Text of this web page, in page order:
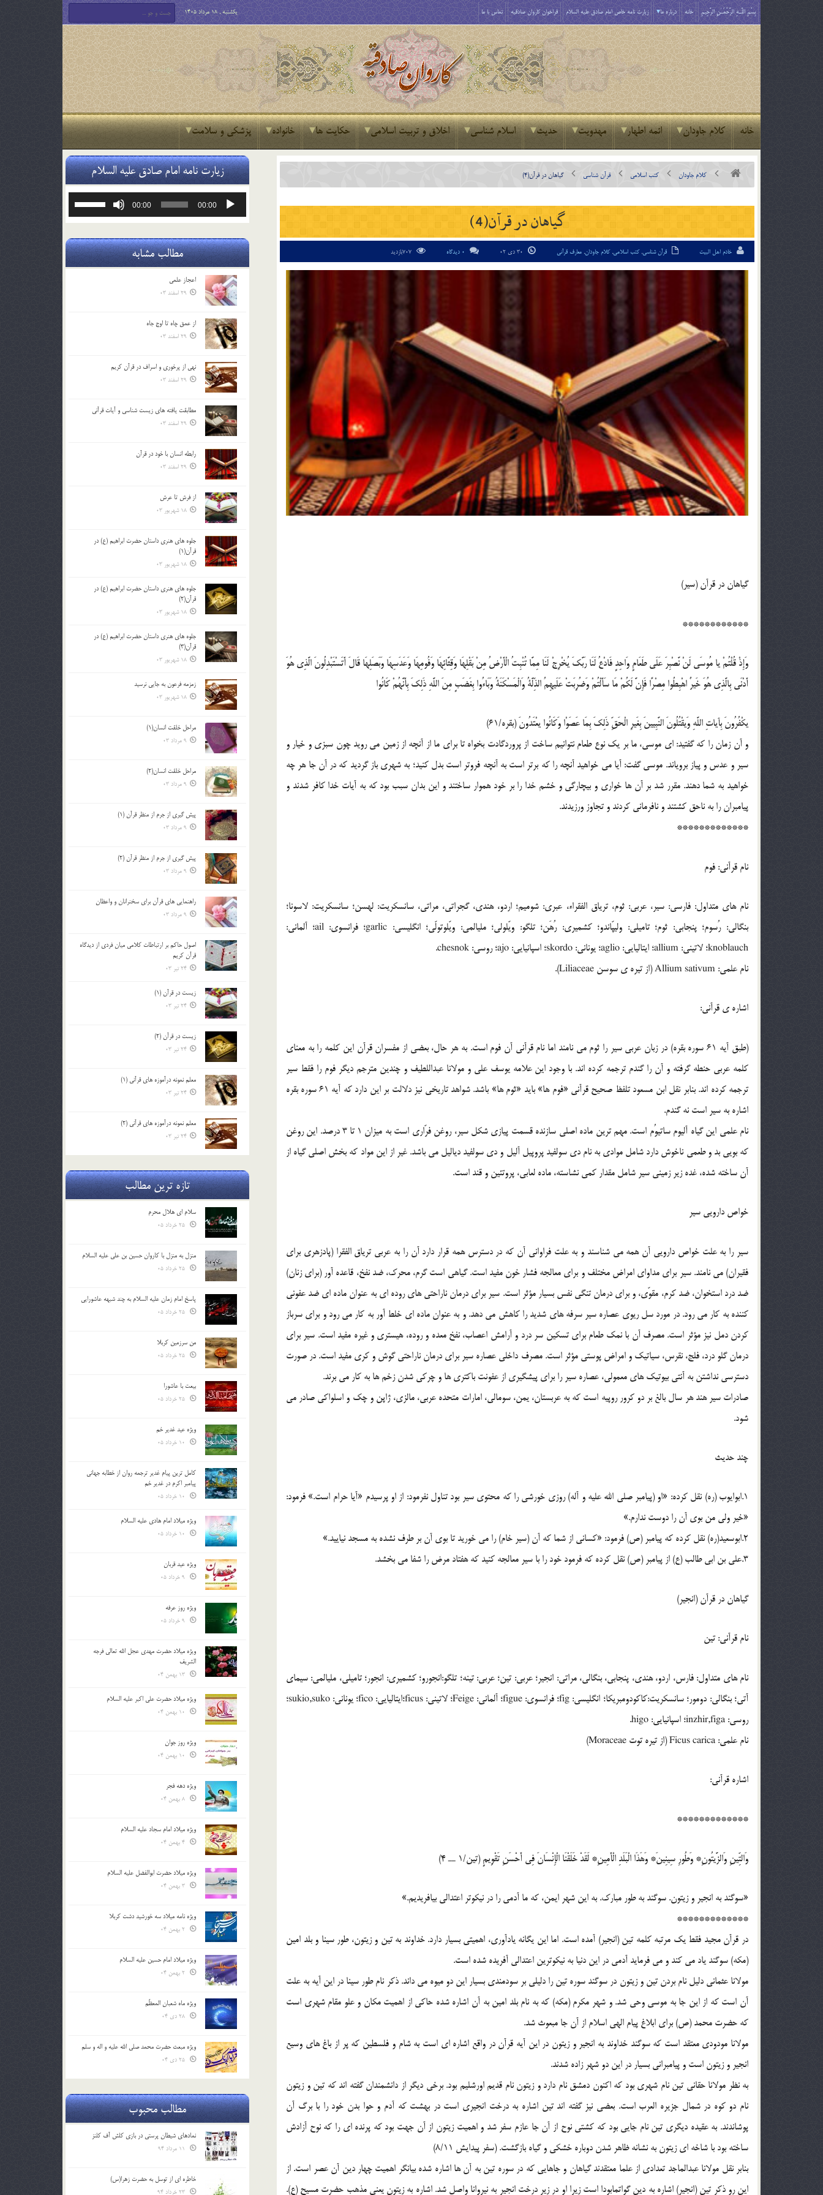
بِسْمِ اللَّـهِ الرَّحْمَـٰنِ الرَّحِيمِ خانه درباره ما زیارت نامه خاص امام صادق علیه السلام فراخوان کاروان صادقیه تماس با ما یکشنبه , 18 مرداد 1405
خانه کلام جاودان ائمه اطهار مهدویت حدیث اسلام شناسی اخلاق و تربیت اسلامی حکایت ها خانواده پزشکی و سلامت
کلام جاودان کتب اسلامی قرآن شناسی گياهان در قرآن(4)
گياهان در قرآن(4)
خادم اهل البیت قرآن شناسی,کتب اسلامی,کلام جاودان, معارف قرآنی 0 دیدگاه
گياهان در قرآن (سير)
************
وَإِذْ قُلْتُمْ يا مُوسَى لَنْ نَّصْبِرَ عَلَى طَعَامٍ وَاحِدٍ فَادْعُ لَنَا رَبَّكَ يُخْرِجْ لَنَا مِمَّا تُنْبِتُ الْأَرْضُ مِنْ بَقْلِهَا وَقِثَّائِهَا وَفُومِهَا وَعَدَسِهَا وَبَصَلِهَا قَالَ أَتَسْتَبْدِلُونَ الَّذِي هُوَ
أَدْنَى بِالَّذِي هُوَ خَيرٌ اهْبِطُوا مِصْرًا فَإِنَّ لَكُمْ مَا سَأَلْتُمْ وَضُرِبَتْ عَلَيهِمُ الذِّلَّةُ وَالْمَسْكَنَةُ وَبَاءُوا بِغَضَبٍ مِنَ اللَّهِ ذَلِكَ بِأَنَّهُمْ كَانُوا
يكْفُرُونَ بِآياتِ اللَّهِ وَيقْتُلُونَ النَّبِيينَ بِغَيرِ الْحَقِّ ذَلِكَ بِمَا عَصَوْا وَكَانُوا يعْتَدُونَ (بقره/61)
و آن زمان را که گفتيد: اي موسي، ما بر يک نوع طعام نتوانيم ساخت از پروردگادت بخواه تا براي ما از آنچه از زمين مي رويد چون سبزي و خيار و
سير و عدس و پياز بروياند. موسي گفت: آيا مي خواهيد آنچه را که برتر است به آنچه فروتر است بدل کنيد؛ به شهري باز گرديد که در آن جا هر چه
خواهيد به شما دهند. مقرر شد بر آن ها خواري و بيچارگي و خشم خدا را بر خود هموار ساختند و اين بدان سبب بود که به آيات خدا کافر شدند و
پيامبران را به ناحق کشتند و نافرماني کردند و تجاوز ورزيدند.
*************
نام قرآني: فوم
نام هاي متداول: فارسي: سير، عربي: ثوم، ترياق الفقراء، عبري: شوميم؛ اردو، هندي، گجراتي، مراتي، سانسکريت: لهسن؛ سانسکريت: لاسونا؛
بنگالي: رُسوم؛ پنجابي: ثوم؛ تاميلي: وليپّاندو؛ کشميري: رُهَن؛ تلگو: ويّلولي؛ مليالمي: ويّلوتولّي؛ انگليسي: garlic؛ فرانسوي: ail؛ آلماني:
knoblauch؛ لاتيني: allium؛ ايتاليايي: aglio؛ يوناني: skordo؛ اسپانيايي: ajo؛ روسي: chesnok.
نام علمي: Allium sativum (از تيره ي سوسن Liliaceae).
اشاره ي قرآني:
(طبق آيه 61 سوره بقره) در زبان عربي سير را ثوم مي نامند اما نام قرآني آن فوم است. به هر حال، بعضي از مفسران قرآن اين کلمه را به معناي
کلمه عربي حنطه گرفته و آن را گندم ترجمه کرده اند. با وجود اين علامه يوسف علي و مولانا عبداللطيف و چندين مترجم ديگر فوم را فقط سير
ترجمه کرده اند. بنابر نقل ابن مسعود تلفظ صحيح قرآني «فوم ها» بايد «ثوم ها» باشد. شواهد تاريخي نيز دلالت بر اين دارد که آيه 61 سوره بقره
اشاره به سير است نه گندم.
نام علمي اين گياه آليوم ساتيوُم است. مهم ترين ماده اصلي سازنده قسمت پيازي شکل سير، روغن فرّاري است به ميزان 1 تا 3 درصد. اين روغن
که بويي بد و طعمي ناخوش دارد شامل موادي به نام دي سولفيد پروپيل آليل و دي سولفيد دياليل مي باشد. غير از اين مواد که بخش اصلي گياه از
آن ساخته شده، غده زير زميني سير شامل مقدار کمي نشاسته، ماده لعابي، پروتئين و قند است.
خواص دارويي سير
سير را به علت خواص دارويي آن همه مي شناسند و به علت فراواني آن که در دسترس همه قرار دارد آن را به عربي ترياق الفقرا (پادزهري براي
فقيران) مي نامند. سير براي مداواي امراض مختلف و براي معالجه فشار خون مفيد است. گياهي است گرم، محرک، ضد نفخ، قاعده آور (براي زنان)
ضد درد استخوان، ضد کرم، مقوّي، و براي درمان تنگي نفس بسيار مؤثر است. سير براي درمان ناراحتي هاي روده اي به عنوان ماده اي ضد عفوني
کننده به کار مي رود. در مورد سل ريوي عصاره سير سرفه هاي شديد را کاهش مي دهد. و به عنوان ماده اي خلط آور به کار مي رود و براي سرباز
کردن دمل نيز مؤثر است. مصرف آن با نمک طعام براي تسکين سر درد و آرامش اعصاب، نفخ معده و روده، هيستري و غيره مفيد است. سير براي
درمان گلو درد، فلج، نقرس، سياتيک و امراض پوستي مؤثر است. مصرف داخلي عصاره سير براي درمان ناراحتي گوش و کري مفيد است. در صورت
دسترسي نداشتن به آنتي بيوتيک هاي معمولي، عصاره سير را براي پيشگيري از عفونت باکتري ها و چرکي شدن زخم ها به کار مي برند.
صادرات سير هند هر سال بالغ بر دو کرور روپيه است که به عربستان، يمن، سومالي، امارات متحده عربي، مالزي، ژاپن و چک و اسلواکي صادر مي
شود.
چند حديث
1.ابوايوب (ره) نقل کرده: «او (پيامبر صلي الله عليه و آله) روزي خورشي را که محتوي سير بود تناول نفرمود: از او پرسيدم «آيا حرام است.» فرمود:
«خير ولي من بوي آن را دوست ندارم.»
2.ابوسعيد(ره) نقل کرده که پيامبر (ص) فرمود: «کساني از شما که آن (سير خام) را مي خوريد تا بوي آن بر طرف نشده به مسجد نياييد.»
3.علي بن ابي طالب (ع) از پيامبر (ص) نقل کرده که فرمود خود را با سير معالجه کنيد که هفتاد مرض را شفا مي بخشد.
گياهان در قرآن (انجير)
نام قرآني: تين
نام هاي متداول: فارس، اردو، هندي، پنجابي، بنگالي، مراتي: انجير؛ عربي: تين؛ عربي: تينه؛ تلگو:انجورو؛ کشميري: انجور؛ تاميلي، مليالمي: سيماي
آتي؛ بنگالي: دومور؛ سانسکريت:کاکودومبريکا؛ انگليسي: fig؛ فرانسوي: figue؛ آلماني: Feige؛ لاتيني: ficus؛ايتاليايي: fico؛ يوناني: sukio,suko؛
روسي: inzhir,figa؛ اسپانيايي: higo.
نام علمي: Ficus carica (از تيره توت Moraceae)
اشاره قرآني:
*************
وَالتِّينِ وَالزَّيتُونِ* وَطُورِ سِينِينَ* وَهَذَا الْبَلَدِ الْأَمِينِ* لَقَدْ خَلَقْنَا الْإِنْسَانَ فِي أَحْسَنِ تَقْوِيمٍ (تين/1 ــ 4)
«سوگند به انجير و زيتون. سوگند به طور مبارک. به اين شهر ايمن، که ما آدمي را در نيکوتر اعتدالي بيافريديم.»
*************
در قرآن مجيد فقط يک مرتبه کلمه تين (انجير) آمده است. اما اين يگانه يادآوري، اهميتي بسيار دارد. خداوند به تين و زيتون، طور سينا و بلد امين
(مکه) سوگند ياد مي کند و مي فرمايد آدمي در اين دنيا به نيکوترين اعتدالي آفريده شده است.
مولانا عثماني دليل نام بردن تين و زيتون در سوگند سوره تين را دليلي بر سودمندي بسيار اين دو ميوه مي داند. ذکر نام طور سينا در اين آيه به علت
آن است که از اين جا به موسي وحي شد. و شهر مکرم (مکه) که به نام بلد امين به آن اشاره شده حاکي از اهميت مکان و علو مقام شهري است
که حضرت محمد (ص) براي ابلاغ پيام الهي اسلام از آن جا مبعوث شد.
مولانا مودودي معتقد است که سوگند خداوند به انجير و زيتون در اين آيه قرآن در واقع اشاره اي است به شام و فلسطين که پر از باغ هاي وسيع
انجير و زيتون است و پيامبراني بسيار در اين دو شهر زاده شدند.
به نظر مولانا حقاني تين نام شهري بود که اکنون دمشق نام دارد و زيتون نام قديم اورشليم بود. برخي ديگر از دانشمندان گفته اند که تين و زيتون
نام دو کوه در شمال جزيره العرب است. بعضي نيز گفته اند تين اشاره به درخت انجيري است در بهشت که آدم و حوا بدن خود را با برگ آن
پوشاندند. به عقيده ديگري تين نام جايي بود که کشتي نوح از آن جا عازم سفر شد و اهميت زيتون از آن جهت بود که پرنده اي را که نوح آزادش
ساخته بود با شاخه اي زيتون به نشانه ظاهر شدن دوباره خشکي و گياه بازگشت. (سفر پيدايش 8/11)
بنابر نقل مولانا عبدالماجد تعدادي از علما معتقدند گياهان و جاهايي که در سوره تين به آن ها اشاره شده بيانگر اهميت چهار دين آن عصر است. از
اين رو ذکر تين (انجير) اشاره به دين گواتمابودا است زيرا او در زير درخت انجير به نيروانا واصل شد. اشاره به زيتون يعني مذهب حضرت مسيح (ع).
زیارت نامه امام صادق علیه السلام
پخش‌کننده
00:00
00:00
یا
صدا
کلیدهای
مطالب مشابه
اعجاز علمی
29 اسفند 03
از عمق چاه تا اوج جاه
29 اسفند 03
نهي از پرخوري و اسراف در قرآن کريم
29 اسفند 03
مطابقت یافته های زیست شناسی و آیات قرآنی
29 اسفند 03
رابطه انسان با خود در قرآن
29 اسفند 03
از فرش تا عرش
18 شهریور 03
جلوه هاي هنري داستان حضرت ابراهيم (ع) در
قرآن(1)
18 شهریور 03
جلوه هاي هنري داستان حضرت ابراهيم (ع) در
قرآن(2)
18 شهریور 03
جلوه هاي هنري داستان حضرت ابراهيم (ع) در
قرآن(3)
18 شهریور 03
زمزمه فرعون به جايي نرسيد
18 شهریور 03
مراحل خلقت انسان(1)
9 مرداد 03
مراحل خلقت انسان(2)
9 مرداد 03
پيش گيري از جرم از منظر قرآن (1)
9 مرداد 03
پيش گيري از جرم از منظر قرآن (2)
9 مرداد 03
راهنمایی های قرآن برای سخنرانان و واعظان
9 مرداد 03
اصول حاكم بر ارتباطات كلامى ميان فردى از ديدگاه
قرآن كريم
24 تیر 03
زیست در قرآن (1)
24 تیر 03
زیست در قرآن (2)
24 تیر 03
معلم نمونه درآموزه هاي قرآني (1)
24 تیر 03
معلم نمونه درآموزه هاي قرآني (2)
24 تیر 03
تازه ترین مطالب
سلام ای هلال محرم
منزل به منزل با کاروان حسین بن علی علیه السلام
پاسخ امام زمان علیه السلام به چند شبهه عاشورایی
من سرزمین کربلا
بیعت با عاشورا
ویژه عید غدیر خم
کامل ترین پیام غدیر ترجمه روان از خطابه جهانی
پیامبر اکرم در غدیر خم
ویژه میلاد امام هادی علیه السلام
ویژه عید قربان
ویژه روز عرفه
ویژه میلاد حضرت مهدی عجل الله تعالی فرجه
الشريف
ویژه میلاد حضرت علی اکبر علیه السلام
ویژه روز جوان
ویژه دهه فجر
ویژه میلاد امام سجاد علیه السلام
ویژه میلاد حضرت ابوالفضل علیه السلام
ویژه نامه میلاد سه خورشید دشت کربلا
ویژه میلاد امام حسین علیه السلام
ویژه ماه شعبان المعظّم
ویژه مبعث حضرت محمد صلی الله علیه و اله و سلم
مطالب محبوب
نمادهای شیطان پرستی در بازی کلش آف کلنز
خاطره ای از توسل به حضرت زهرا(س)